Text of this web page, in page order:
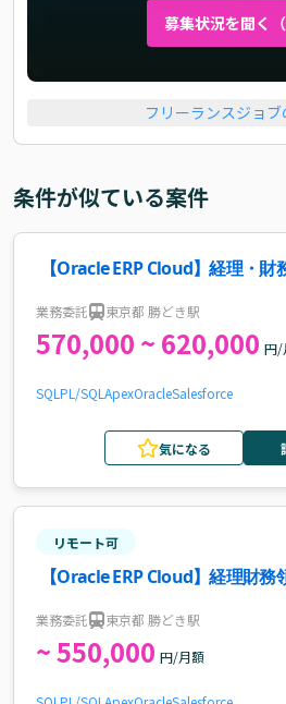
募集状況を聞く（
フリーランスジョ
条件が似ている案件
【Oracle ERP Cloud】経理・
業務委託 東京都 勝どき駅
570,000 ~ 620,000 円/
SQL PL/SQL ApexOracleSalesforce
気になる
リモート可
【Oracle ERP Cloud】経理財
業務委託 東京都 勝どき駅
~ 550,000 円/月額